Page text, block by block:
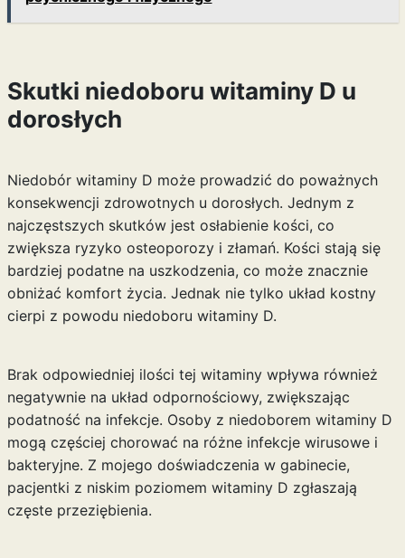
Skutki niedoboru witaminy D u
dorosłych
Niedobór witaminy D może prowadzić do poważnych
konsekwencji zdrowotnych u dorosłych. Jednym z
najczęstszych skutków jest osłabienie kości, co
zwiększa ryzyko osteoporozy i złamań. Kości stają się
bardziej podatne na uszkodzenia, co może znacznie
obniżać komfort życia. Jednak nie tylko układ kostny
cierpi z powodu niedoboru witaminy D.
Brak odpowiedniej ilości tej witaminy wpływa również
negatywnie na układ odpornościowy, zwiększając
podatność na infekcje. Osoby z niedoborem witaminy D
mogą częściej chorować na różne infekcje wirusowe i
bakteryjne. Z mojego doświadczenia w gabinecie,
pacjentki z niskim poziomem witaminy D zgłaszają
częste przeziębienia.